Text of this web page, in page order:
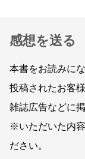
感想を送る
本書をお読みに
投稿されたお客
雑誌広告などに
※いただいた内
ださい。